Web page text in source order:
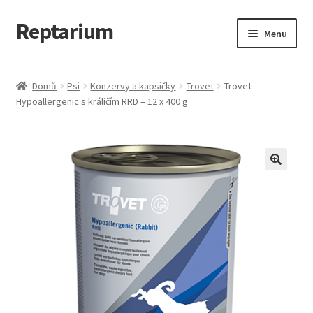
Přeskočit
na
Přejít
k
webu
Reptarium Menu
Košík
Malá zvířata — Klece, krmivo, vybavení
Vše pro kočky
Domů Psi Konzervy a kapsičky Trovet
Trovet
Hypoallergenic s králičím RRD – 12 x 400 g